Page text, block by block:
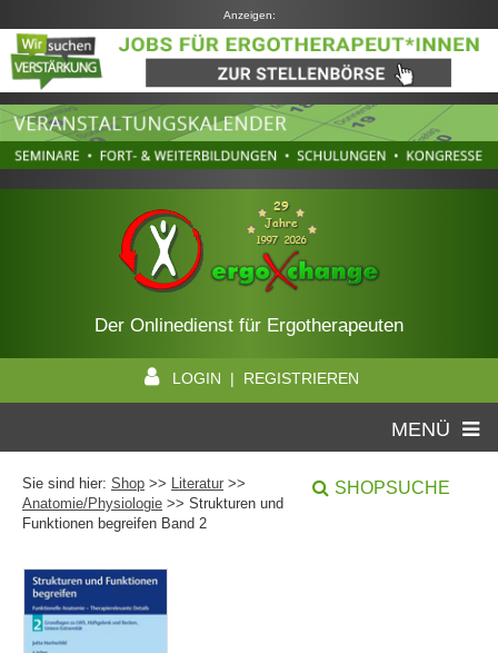
Anzeigen:
Der Onlinedienst für Ergotherapeuten
LOGIN | REGISTRIEREN
MENÜ
Sie sind hier: Shop >> Literatur >>
Anatomie/Physiologie >> Strukturen und
Funktionen begreifen Band 2
SHOPSUCHE